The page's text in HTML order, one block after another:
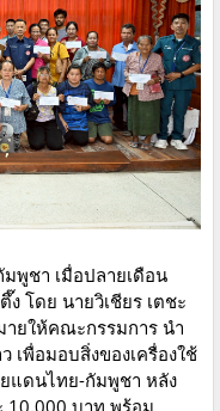
พูชา เมื่อปลายเดือน
โดย นายวิเชียร เตชะ
ายให้คณะกรรมการ นำ
พื่อมอบสิ่งของเครื่องใช้
แดนไทย-กัมพูชา หลัง
10,000 บาท พร้อม